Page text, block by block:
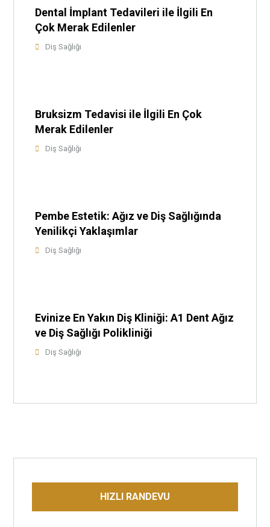
Dental İmplant Tedavileri ile İlgili En
Çok Merak Edilenler
Diş Sağlığı
Bruksizm Tedavisi ile İlgili En Çok
Merak Edilenler
Diş Sağlığı
Pembe Estetik: Ağız ve Diş Sağlığında
Yenilikçi Yaklaşımlar
Diş Sağlığı
Evinize En Yakın Diş Kliniği: A1 Dent Ağız
ve Diş Sağlığı Polikliniği
Diş Sağlığı
HIZLI RANDEVU